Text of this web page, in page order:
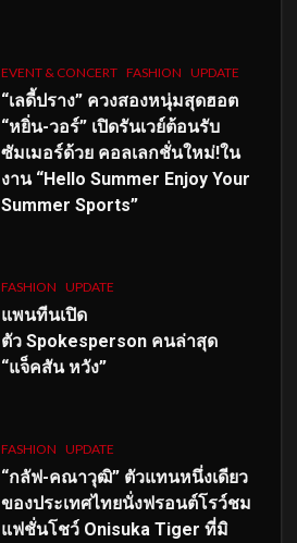
EVENT & CONCERT FASHION UPDATE
“เลดี้ปราง” ควงสองหนุ่มสุดฮอต
“หยิ่น-วอร์” เปิดรันเวย์ต้อนรับ
ซัมเมอร์ด้วย คอลเลกชั่นใหม่!ใน
งาน “Hello Summer Enjoy Your
Summer Sports”
FASHION UPDATE
แพนทีนเปิด
ตัว Spokesperson คนล่าสุด
“แจ็คสัน หวัง”
FASHION UPDATE
“กลัฟ-คณาวุฒิ” ตัวแทนหนึ่งเดียว
ของประเทศไทยนั่งฟรอนต์โรว์ชม
แฟชั่นโชว์ Onisuka Tiger ที่มิ